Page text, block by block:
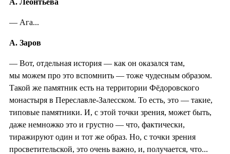
— Ага...
А. Заров
— Вот, отдельная история — как он оказался там,
мы можем про это вспомнить — тоже чудесным образом.
Такой же памятник есть на территории Фёдоровского
монастыря в Переславле-Залесском. То есть, это — такие,
типовые памятники. И, с этой точки зрения, может быть,
даже немножко это и грустно — что, фактически,
тиражируют один и тот же образ. Но, с точки зрения
просветительской, это очень важно, и, получается, что...